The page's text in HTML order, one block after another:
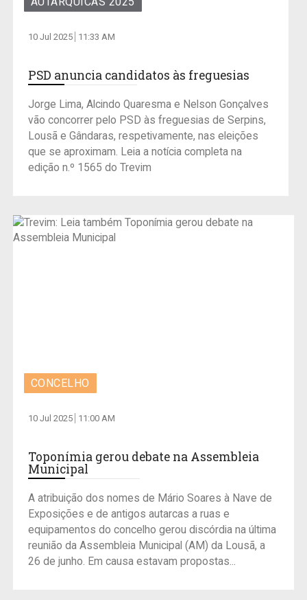
10 Jul 2025 11:33 AM
PSD anuncia candidatos às freguesias
Jorge Lima, Alcindo Quaresma e Nelson Gonçalves
vão concorrer pelo PSD às freguesias de Serpins,
Lousã e Gândaras, respetivamente, nas eleições
que se aproximam. Leia a notícia completa na
edição n.º 1565 do Trevim
CONCELHO
10 Jul 2025 11:00 AM
Toponímia gerou debate na Assembleia
Municipal
A atribuição dos nomes de Mário Soares à Nave de
Exposições e de antigos autarcas a ruas e
equipamentos do concelho gerou discórdia na última
reunião da Assembleia Municipal (AM) da Lousã, a
26 de junho. Em causa estavam propostas...